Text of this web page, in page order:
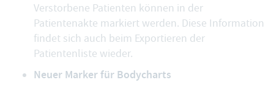
Verstorbene Patienten können in der
Patientenakte markiert werden. Diese Information
findet sich auch beim Exportieren der
Patientenliste wieder.
Neuer Marker für Bodycharts